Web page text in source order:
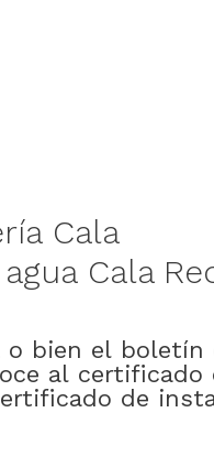
Cala
agua Cala
o bien el boletín
al certificado
de